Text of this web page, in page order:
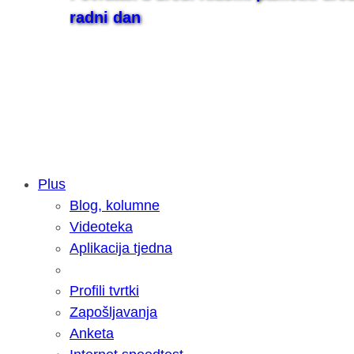
radni dan
Samsung otkrio kako je nastajala
razvoja donijelo tanje i izdržljivije
Plus
Blog, kolumne
Videoteka
Aplikacija tjedna
Profili tvrtki
Zapošljavanja
Anketa